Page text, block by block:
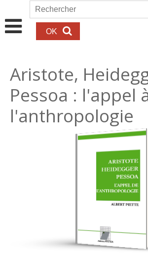
Aller au contenu principal
Formulaire de
Rechercher
Aristote,
Pessoa : l'appel
l'anthropologie
16.00€